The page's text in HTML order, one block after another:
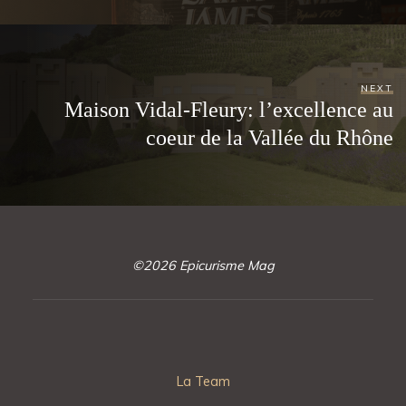
NEXT
Maison Vidal-Fleury: l’excellence au
coeur de la Vallée du Rhône
©2026 Epicurisme Mag
La Team